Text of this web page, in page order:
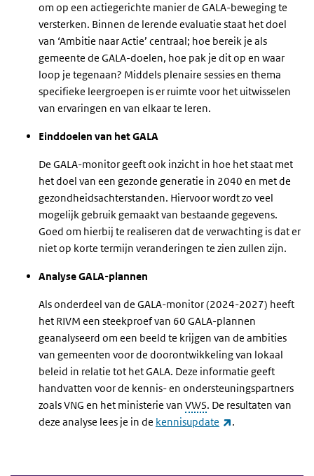
om op een actiegerichte manier de GALA-beweging te
versterken. Binnen de lerende evaluatie staat het doel
van ‘Ambitie naar Actie’ centraal; hoe bereik je als
gemeente de GALA-doelen, hoe pak je dit op en waar
loop je tegenaan? Middels plenaire sessies en thema
specifieke leergroepen is er ruimte voor het uitwisselen
van ervaringen en van elkaar te leren.
Einddoelen van het GALA
De GALA-monitor geeft ook inzicht in hoe het staat met
het doel van een gezonde generatie in 2040 en met de
gezondheidsachterstanden. Hiervoor wordt zo veel
mogelijk gebruik gemaakt van bestaande gegevens.
Goed om hierbij te realiseren dat de verwachting is dat er
niet op korte termijn veranderingen te zien zullen zijn.
Analyse GALA-plannen
Als onderdeel van de GALA-monitor (2024-2027) heeft
het RIVM een steekproef van 60 GALA-plannen
geanalyseerd om een beeld te krijgen van de ambities
van gemeenten voor de doorontwikkeling van lokaal
beleid in relatie tot het GALA. Deze informatie geeft
handvatten voor de kennis- en ondersteuningspartners
zoals VNG en het ministerie van VWS. De resultaten van
deze analyse lees je in de kennisupdate (link is external)
.